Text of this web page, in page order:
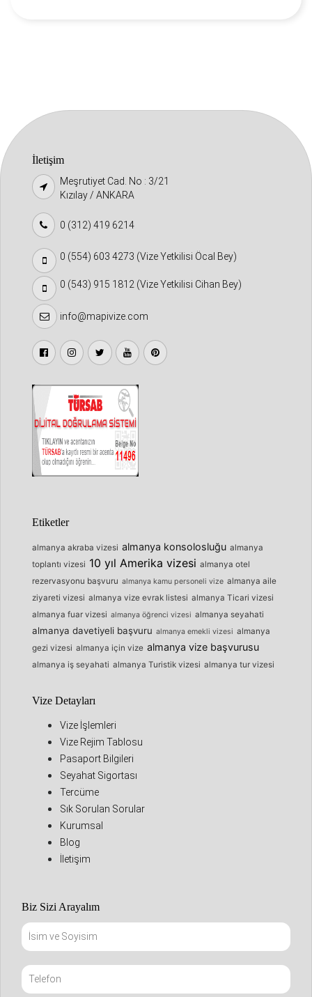
İletişim
Meşrutiyet Cad. No : 3/21
Kızılay / ANKARA
0 (312) 419 6214
0 (554) 603 4273 (Vize Yetkilisi Öcal Bey)
0 (543) 915 1812 (Vize Yetkilisi Cihan Bey)
info@mapivize.com
Etiketler
almanya akraba vizesi almanya konsolosluğu almanya
toplantı vizesi 10 yıl Amerika vizesi almanya otel
rezervasyonu başvuru almanya kamu personeli vize almanya aile
ziyareti vizesi almanya vize evrak listesi almanya Ticari vizesi
almanya fuar vizesi almanya öğrenci vizesi almanya seyahati
almanya davetiyeli başvuru almanya emekli vizesi almanya
gezi vizesi almanya için vize almanya vize başvurusu
almanya iş seyahati almanya Turistik vizesi almanya tur vizesi
Vize Detayları
Vize İşlemleri
Vize Rejim Tablosu
Pasaport Bilgileri
Seyahat Sigortası
Tercüme
Sık Sorulan Sorular
Kurumsal
Blog
İletişim
Biz Sizi Arayalım